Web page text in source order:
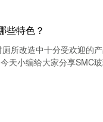
些特色？
所改造中十分受欢迎的
天小编给大家分享SMC